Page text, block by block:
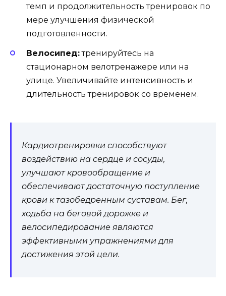
темп и продолжительность тренировок по
мере улучшения физической
подготовленности.
Велосипед:тренируйтесь на
стационарном велотренажере или на
улице. Увеличивайте интенсивность и
длительность тренировок со временем.
Кардиотренировки способствуют
воздействию на сердце и сосуды,
улучшают кровообращение и
обеспечивают достаточную поступление
крови к тазобедренным суставам. Бег,
ходьба на беговой дорожке и
велосипедирование являются
эффективными упражнениями для
достижения этой цели.